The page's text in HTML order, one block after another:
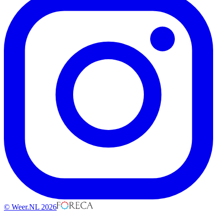
© Weer.NL 2026